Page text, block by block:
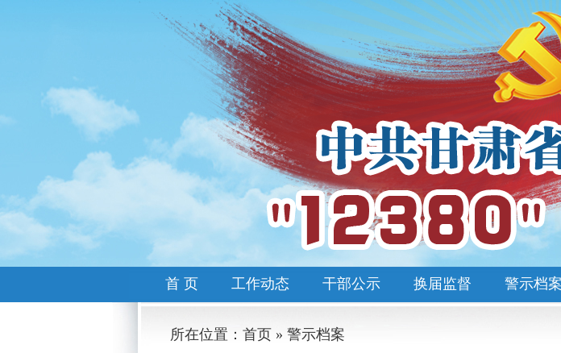
首 页 工作动态 干部公示 换届监督 警示档案
所在位置：首页 » 警示档案